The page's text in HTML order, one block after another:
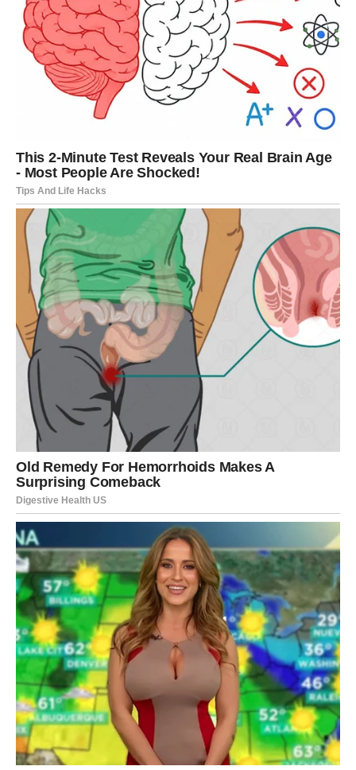
Nakon pedesete godine, moguće su određene promjene.
Nekima je potrebno više vremena za uzbuđenje, nekima se
tijelo sporije oporavlja. To ne znači da “ne mogu”, već da stvari
više ne funkcionišu na isti način kao prije. Tijelo se mijenja, ali i
dalje ostaje sposobno za bliskost, ako mu se pristupi s
razumijevanjem i strpljenjem.
Važno pitanje koje mnogi postavljaju jeste: do koje godine
muškarci mogu biti aktivni? Odgovor je jednostavan – ne
postoji univerzalna granica. Postoje muškarci u
šezdesetim, sedamdesetim, pa čak i osamdesetim
godinama koji i dalje imaju aktivan intimni život.Ključ
nije u godinama, već u stanju organizma i načinu života.
Zdravlje srca i krvnih sudova ima veliku ulogu. Protok krvi
direktno utiče na mušku snagu, pa problemi poput visokog
pritiska, masnoća u krvi ili neregulisanog šećera mogu praviti
poteškoće. To su zdravstvena pitanja, a ne “kazna za godine”.
Kada se o njima vodi računa, i intimni život često ostaje
stabilan.
Životne navike su još jedan presudan faktor. Pušenje,
prekomjerno konzumiranje alkohola i loša ishrana mogu
ubrzati pad energije u bilo kojoj dobi. S druge strane, redovno